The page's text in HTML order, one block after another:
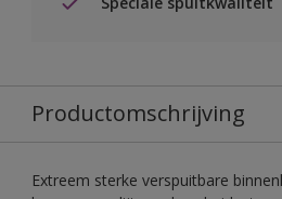
Productomschrijving
Extreem sterke verspuitbare